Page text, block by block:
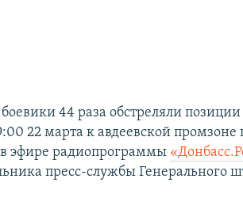
44 раза обстреляли
22 марта к авдеевской промзоне
в эфире радиопрограммы
пресс-службы Генерального